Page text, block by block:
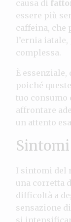
causa di
essere più
caffeina, che
l’ernia
complessa.
È
poiché
tuo consumo
affrontare
un attento
I sintomi del
una corretta
difficoltà a
sensazione
si